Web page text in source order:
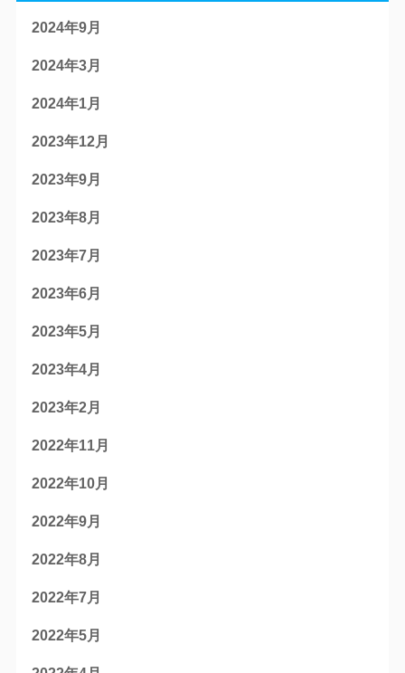
2024年9月
2024年3月
2024年1月
2023年12月
2023年9月
2023年8月
2023年7月
2023年6月
2023年5月
2023年4月
2023年2月
2022年11月
2022年10月
2022年9月
2022年8月
2022年7月
2022年5月